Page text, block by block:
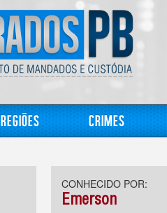
Regiões Crimes
CONHECIDO POR:
Emerson